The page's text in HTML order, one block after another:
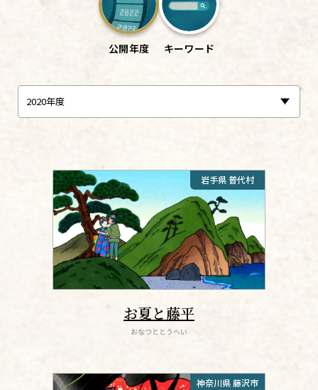
公開年度 キーワード
岩手県 普代村
お夏と藤平
おなつととうへい
神奈川県 藤沢市